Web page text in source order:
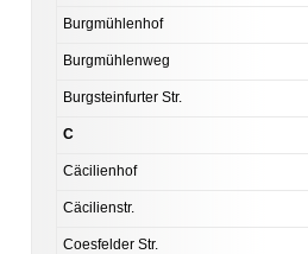
Burgmühlenhof
Burgmühlenweg
Burgsteinfurter Str.
C
Cäcilienhof
Cäcilienstr.
Coesfelder Str.